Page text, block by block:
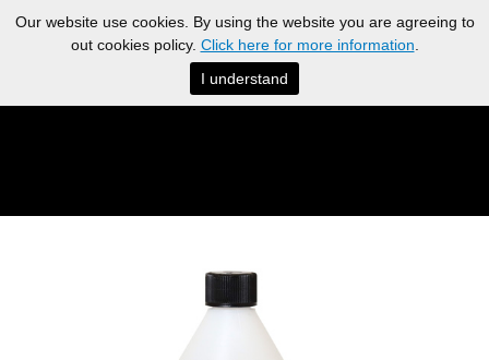
Our website use cookies. By using the website you are agreeing to
out cookies policy. Click here for more information
I understand